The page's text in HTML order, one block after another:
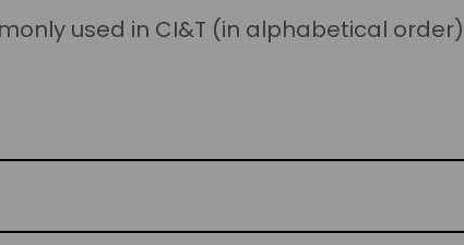
used in CI&T (in alphabetical order)